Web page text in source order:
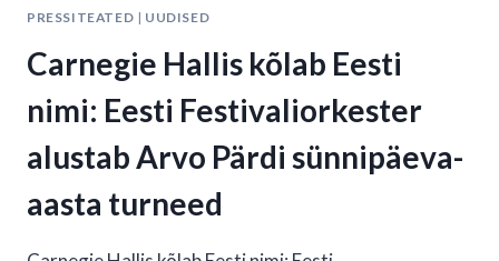
PRESSITEATED | UUDISED
Carnegie Hallis kõlab Eesti
nimi: Eesti Festivaliorkester
alustab Arvo Pärdi sünnipäeva-
aasta turneed